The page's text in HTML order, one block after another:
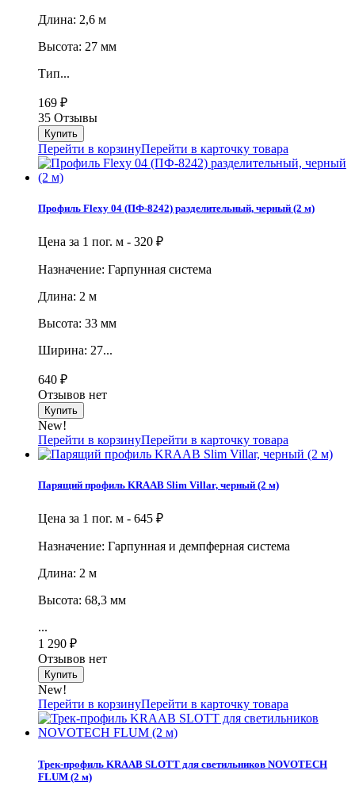
Длина: 2,6 м
Высота: 27 мм
Тип...
169 ₽
35 Отзывы
Перейти в корзинуПерейти в карточку товара
Профиль Flexy 04 (ПФ-8242) разделительный, черный (2 м)
Цена за 1 пог. м - 320 ₽
Назначение: Гарпунная система
Длина: 2 м
Высота: 33 мм
Ширина: 27...
640 ₽
Отзывов нет
New!
Перейти в корзинуПерейти в карточку товара
Парящий профиль KRAAB Slim Villar, черный (2 м)
Цена за 1 пог. м - 645 ₽
Назначение: Гарпунная и демпферная система
Длина: 2 м
Высота: 68,3 мм
...
1 290 ₽
Отзывов нет
New!
Перейти в корзинуПерейти в карточку товара
Трек-профиль KRAAB SLOTT для светильников NOVOTECH
FLUM (2 м)